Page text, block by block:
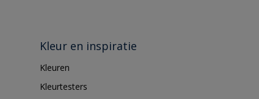
Kleur en inspiratie
Kleuren
Kleurtesters